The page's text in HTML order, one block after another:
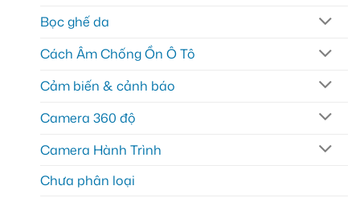
Bọc ghế da
Cách Âm Chống Ồn Ô Tô
Cảm biến & cảnh báo
Camera 360 độ
Camera Hành Trình
Chưa phân loại